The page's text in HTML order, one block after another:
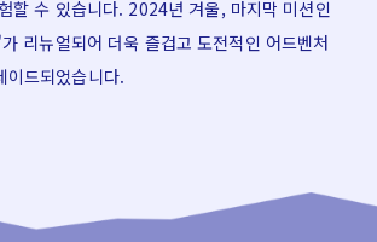
할 수 있습니다. 2024년 겨울, 마지막 미션인
리뉴얼되어 더욱 즐겁고 도전적인 어드벤처
이드되었습니다.